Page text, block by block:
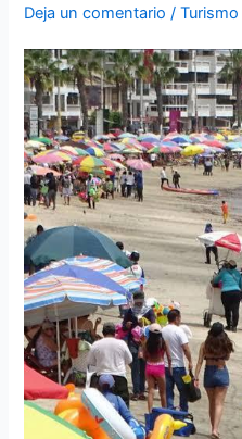
Deja un comentario /Turismo
por
10
de
Agosto